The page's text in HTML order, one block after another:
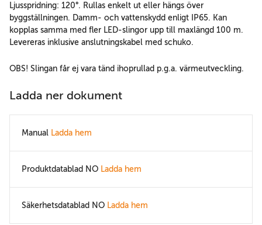
Ljusspridning: 120°. Rullas enkelt ut eller hängs över
byggställningen. Damm- och vattenskydd enligt IP65. Kan
kopplas samma med fler LED-slingor upp till maxlängd 100 m.
Levereras inklusive anslutningskabel med schuko.
OBS! Slingan får ej vara tänd ihoprullad p.g.a. värmeutveckling.
Ladda ner dokument
Manual Ladda hem
Produktdatablad NO Ladda hem
Säkerhetsdatablad NO Ladda hem